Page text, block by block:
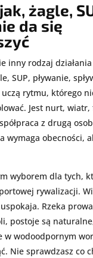
żagle,
da się
inny rodzaj
SUP, pływanie,
rytmu, którego
Jest nurt, wiatr,
z drugą
wymaga obecności,
wyborem dla tych,
rywalizacji.
Rzeka
postoje są
w wodoodpornym
Nie sprawdzasz co